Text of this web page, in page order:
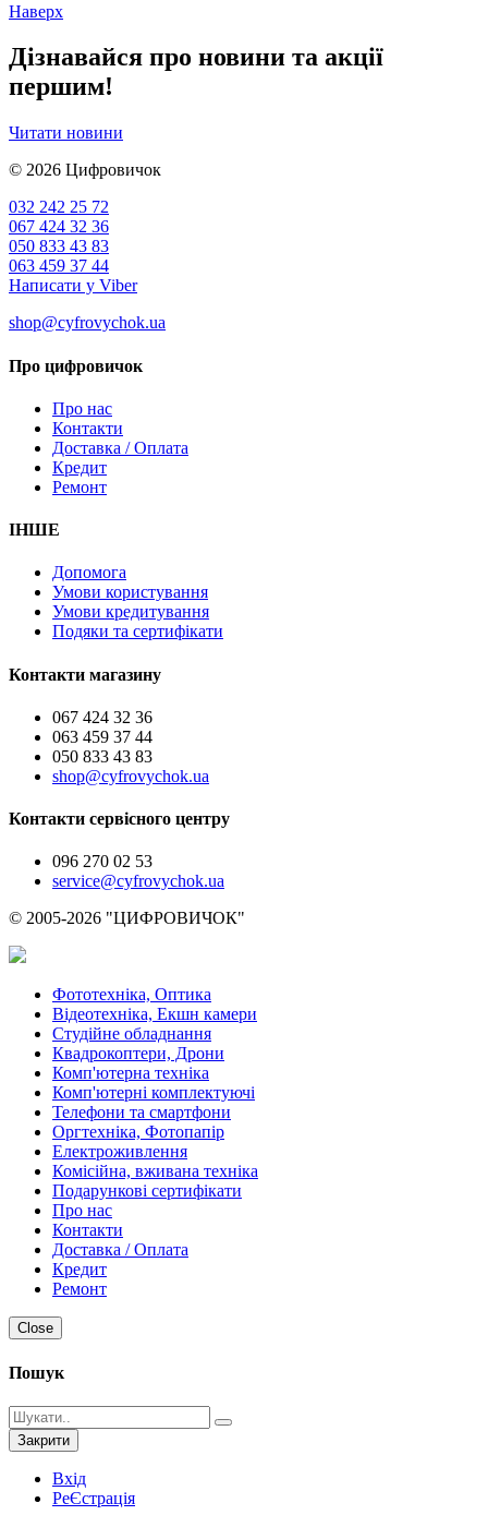
Наверх
Дізнавайся про новини та акції
першим!
Читати новини
© 2026 Цифровичок
032 242 25 72
067 424 32 36
050 833 43 83
063 459 37 44
Написати у Viber
shop@cyfrovychok.ua
Про цифровичок
Про нас
Контакти
Доставка / Оплата
Кредит
Ремонт
ІНШЕ
Допомога
Умови користування
Умови кредитування
Подяки та сертифікати
Контакти магазину
067 424 32 36
063 459 37 44
050 833 43 83
shop@cyfrovychok.ua
Контакти сервісного центру
096 270 02 53
service@cyfrovychok.ua
© 2005-2026 "ЦИФРОВИЧОК"
Фототехніка, Оптика
Відеотехніка, Екшн камери
Студійне обладнання
Квадрокоптери, Дрони
Комп'ютерна техніка
Комп'ютерні комплектуючі
Телефони та смартфони
Оргтехніка, Фотопапір
Електроживлення
Комісійна, вживана техніка
Подарункові сертифікати
Про нас
Контакти
Доставка / Оплата
Кредит
Ремонт
Close
Пошук
Закрити
Вхід
РеЄстрація